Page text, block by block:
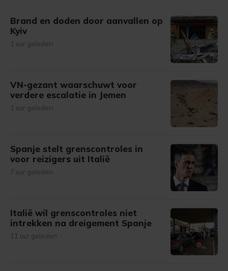
Brand en doden door aanvallen op
Kyiv
1 uur geleden
VN-gezant waarschuwt voor
verdere escalatie in Jemen
1 uur geleden
Spanje stelt grenscontroles in
voor reizigers uit Italië
7 uur geleden
Italië wil grenscontroles niet
intrekken na dreigement Spanje
11 uur geleden